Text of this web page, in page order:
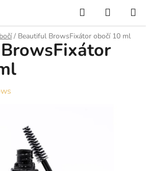
Hledat
KOŠÍK
/ Beautiful BrowsFixátor obočí 10 ml